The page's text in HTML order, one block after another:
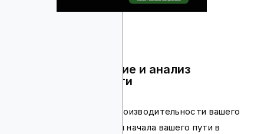
Шаг 5: Отслеживание и анализ
производительности
Отслеживание и анализ производительности вашего
контента необходимы для начала вашего пути в